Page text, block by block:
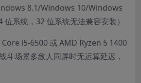
8.1/Windows 10/Windows
位系统，32 位系统无法兼容安装）
Core i5-6500 或 AMD Ryzen 5 1400
斗场景多敌人同屏时无运算延迟，